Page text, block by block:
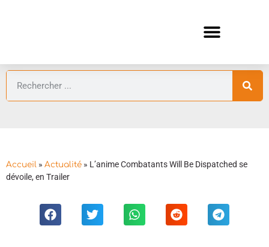
Accueil » Actualité » L’anime Combatants Will Be Dispatched se
dévoile, en Trailer